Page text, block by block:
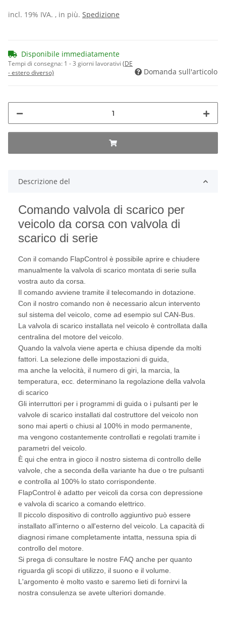
incl. 19% IVA. , in più. Spedizione
Disponibile immediatamente
Tempi di consegna: 1 - 3 giorni lavorativi (DE
- estero diverso)
Domanda sull'articolo
Descrizione del
Comando valvola di scarico per
veicolo da corsa con valvola di
scarico di serie
Con il comando FlapControl è possibile aprire e chiudere
manualmente la valvola di scarico montata di serie sulla
vostra auto da corsa.
Il comando avviene tramite il telecomando in dotazione.
Con il nostro comando non è necessario alcun intervento
sul sistema del veicolo, come ad esempio sul CAN-Bus.
La valvola di scarico installata nel veicolo è controllata dalla
centralina del motore del veicolo.
Quando la valvola viene aperta e chiusa dipende da molti
fattori. La selezione delle impostazioni di guida,
ma anche la velocità, il numero di giri, la marcia, la
temperatura, ecc. determinano la regolazione della valvola
di scarico
Gli interruttori per i programmi di guida o i pulsanti per le
valvole di scarico installati dal costruttore del veicolo non
sono mai aperti o chiusi al 100% in modo permanente,
ma vengono costantemente controllati e regolati tramite i
parametri del veicolo.
È qui che entra in gioco il nostro sistema di controllo delle
valvole, che a seconda della variante ha due o tre pulsanti
e controlla al 100% lo stato corrispondente.
FlapControl è adatto per veicoli da corsa con depressione
e valvola di scarico a comando elettrico.
Il piccolo dispositivo di controllo aggiuntivo può essere
installato all'interno o all'esterno del veicolo. La capacità di
diagnosi rimane completamente intatta, nessuna spia di
controllo del motore.
Si prega di consultare le nostre FAQ anche per quanto
riguarda gli scopi di utilizzo, il suono e il volume.
L'argomento è molto vasto e saremo lieti di fornirvi la
nostra consulenza se avete ulteriori domande.